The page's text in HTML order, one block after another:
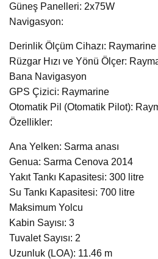
Güneş Panelleri: 2x75W
Navigasyon:
Derinlik Ölçüm Cihazı:
Rüzgar Hızı ve Yönü Ölçer:
Bana Navigasyon
GPS Çizici: Raymarine
Otomatik Pil (Otomatik Pilot):
Özellikler:
Ana Yelken: Sarma anası
Genua: Sarma Cenova 2014
Yakıt Tankı Kapasitesi: 300 litre
Su Tankı Kapasitesi: 700 litre
Maksimum Yolcu
Kabin Sayısı: 3
Tuvalet Sayısı: 2
Uzunluk (LOA): 11.46 m